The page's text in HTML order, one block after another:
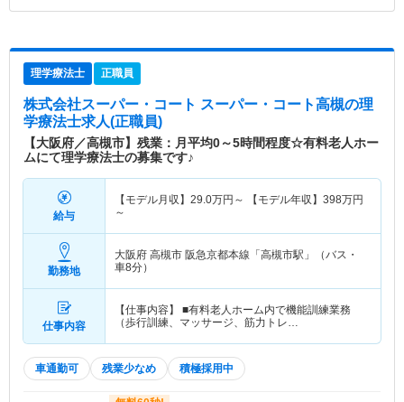
理学療法士 正職員
株式会社スーパー・コート スーパー・コート高槻の理
学療法士求人(正職員)
【大阪府／高槻市】残業：月平均0～5時間程度☆有料老人ホー
ムにて理学療法士の募集です♪
給与
【モデル月収】 29.0万円～ 【モデル年収】 398万円
～
勤務地
大阪府 高槻市 阪急京都本線「高槻市駅」（バス・
車8分）
仕事内容
【仕事内容】 ■有料老人ホーム内で機能訓練業務
（歩行訓練、マッサージ、筋力トレ…
車通勤可 残業少なめ 積極採用中